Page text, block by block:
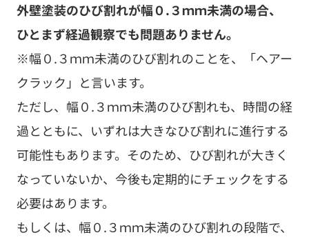
外壁塗装のひび割れが幅０.３ｍｍ未満の場合、
ひとまず経過観察でも問題ありません。
※幅０.３ｍｍ未満のひび割れのことを、「ヘアー
クラック」と言います。
ただし、幅０.３ｍｍ未満のひび割れも、時間の経
過とともに、いずれは大きなひび割れに進行する
可能性もあります。そのため、ひび割れが大きく
なっていないか、今後も定期的にチェックをする
必要はあります。
もしくは、幅０.３ｍｍ未満のひび割れの段階で、